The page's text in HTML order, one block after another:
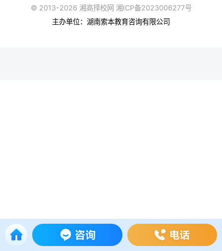
© 2013-2026 湘高择校网 湘ICP备2023006277号
主办单位：湖南索本教育咨询有限公司